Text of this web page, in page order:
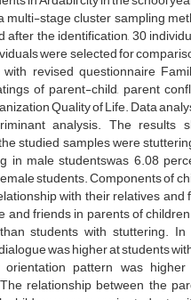
multi-stage cluster sampling
after the identification, 30
were selected for
revised questionnaire
of parent-child, parent
Quality of Life. Data
analysis. The results
studied samples were
in male studentswas 6.08
students. Components of
with their relatives
and friends in parents of
students with stuttering. In
was higher at students
orientation pattern was
relationship between the